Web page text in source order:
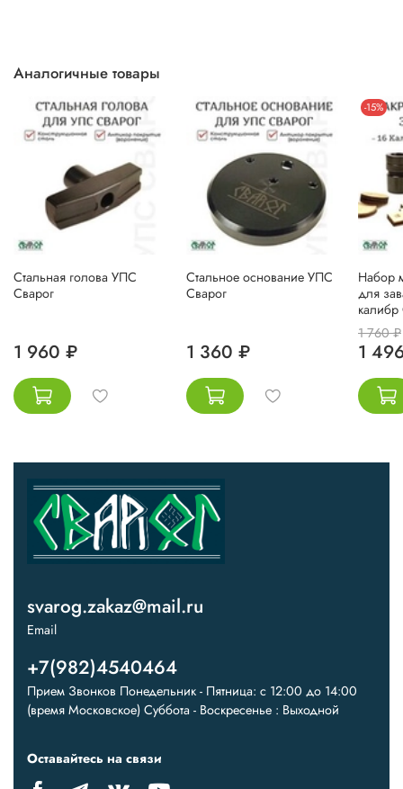
Аналогичные товары
Стальная голова УПС
Сварог
1 960 ₽
Стальное основание УПС
Сварог
1 360 ₽
-15%
Набор
для
1 760 ₽
1
svarog.zakaz@mail.ru
Email
+7(982)4540464
Прием Звонков Понедельник - Пятница: с 12:00 до 14:00
(время Московское) Суббота - Воскресенье : Выходной
Оставайтесь на связи